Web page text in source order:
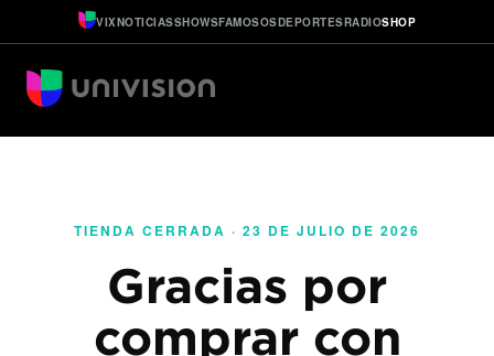
VIXNOTICIASSHOWSFAMOSOSDEPORTESRADIOSHOP
TIENDA CERRADA · 23 DE JULIO DE 2026
Gracias por
comprar con